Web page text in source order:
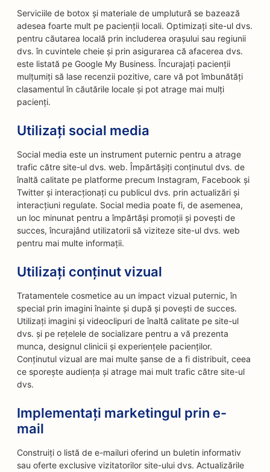
Serviciile de botox și materiale de umplutură se bazează
adesea foarte mult pe pacienții locali. Optimizați site-ul dvs.
pentru căutarea locală prin includerea orașului sau regiunii
dvs. în cuvintele cheie și prin asigurarea că afacerea dvs.
este listată pe Google My Business. Încurajați pacienții
mulțumiți să lase recenzii pozitive, care vă pot îmbunătăți
clasamentul în căutările locale și pot atrage mai mulți
pacienți.
Utilizați social media
Social media este un instrument puternic pentru a atrage
trafic către site-ul dvs. web. Împărtășiți conținutul dvs. de
înaltă calitate pe platforme precum Instagram, Facebook și
Twitter și interacționați cu publicul dvs. prin actualizări și
interacțiuni regulate. Social media poate fi, de asemenea,
un loc minunat pentru a împărtăși promoții și povești de
succes, încurajând utilizatorii să viziteze site-ul dvs. web
pentru mai multe informații.
Utilizați conținut vizual
Tratamentele cosmetice au un impact vizual puternic, în
special prin imagini înainte și după și povești de succes.
Utilizați imagini și videoclipuri de înaltă calitate pe site-ul
dvs. și pe rețelele de socializare pentru a vă prezenta
munca, designul clinicii și experiențele pacienților.
Conținutul vizual are mai multe șanse de a fi distribuit, ceea
ce sporește audiența și atrage mai mult trafic către site-ul
dvs.
Implementați marketingul prin e-
mail
Construiți o listă de e-mailuri oferind un buletin informativ
sau oferte exclusive vizitatorilor site-ului dvs. Actualizările